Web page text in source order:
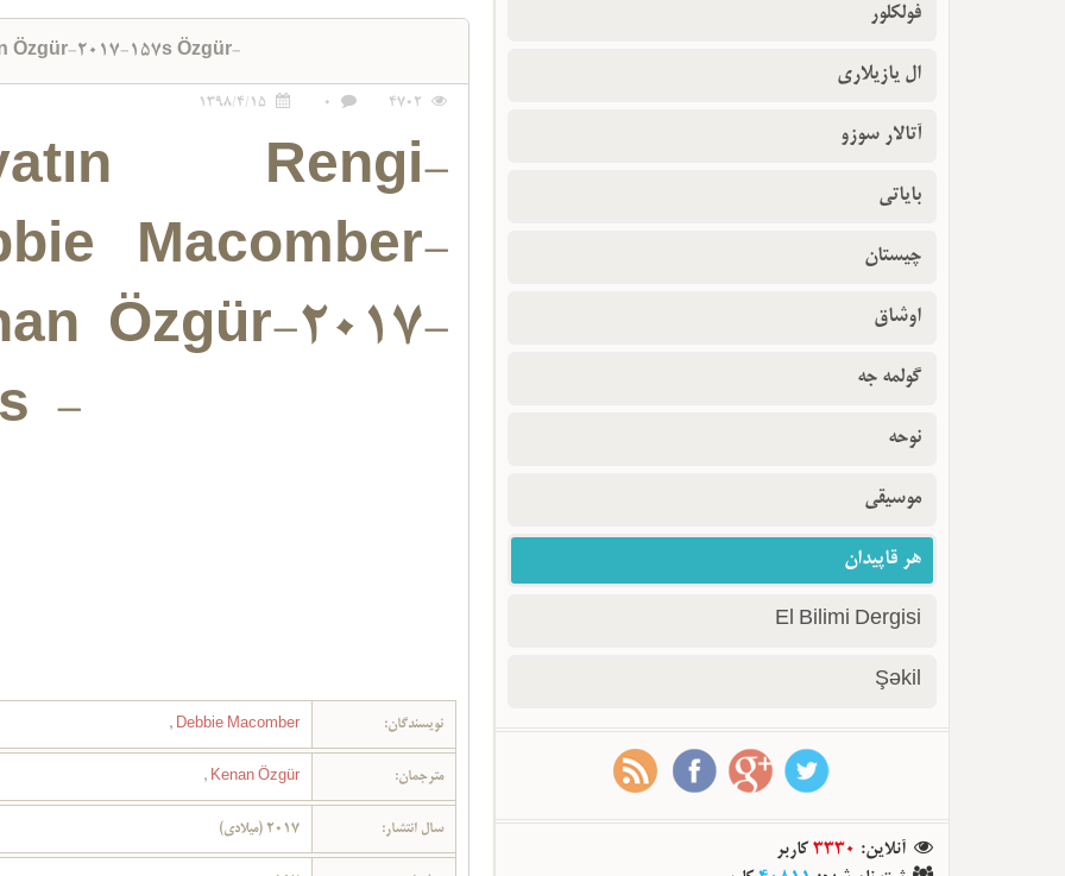
Özgür-2017-157s Özgür-
4702
0
1398/4/15
Rengi-
Macomber-
Özgür-2017-
-
نویسندگان: Debbie Macomber
,
مترجمان: Kenan Özgür
,
سال انتشار: 2017 (میلادی)
فولکلور
ال یازیلاری
آتالار سوزو
بایاتی
چیستان
اوشاق
گولمه جه
نوحه
موسیقی
هر قاپیدان
El Bilimi Dergisi
Şəkil
آنلاین:
3330 کاربر